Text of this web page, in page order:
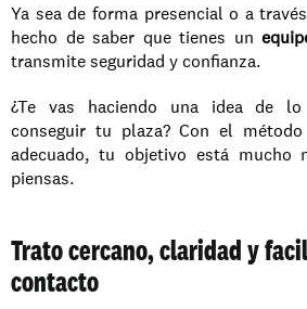
Ya sea de forma presencial o a
hecho de saber que tienes un
transmite seguridad y confianza.
¿Te vas haciendo una idea de
conseguir tu plaza? Con el
adecuado, tu objetivo está mucho
piensas.
Trato cercano, claridad y
contacto